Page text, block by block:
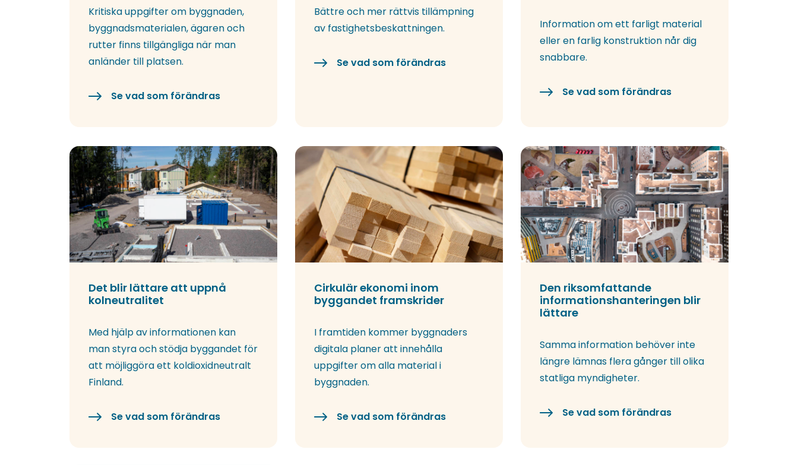
Kritiska uppgifter om byggnaden,
byggnadsmaterialen, ägaren och
rutter finns tillgängliga när man
anländer till platsen.
Se vad som förändras
Bättre och mer rättvis tillämpning
av fastighetsbeskattningen.
Se vad som förändras
Information om ett farligt material
eller en farlig konstruktion når dig
snabbare.
Se vad som förändras
Det blir lättare att uppnå
kolneutralitet
Med hjälp av informationen kan
man styra och stödja byggandet för
att möjliggöra ett koldioxidneutralt
Finland.
Se vad som förändras
Cirkulär ekonomi inom
byggandet framskrider
I framtiden kommer byggnaders
digitala planer att innehålla
uppgifter om alla material i
byggnaden.
Se vad som förändras
Den riksomfattande
informationshanteringen blir
lättare
Samma information behöver inte
längre lämnas flera gånger till olika
statliga myndigheter.
Se vad som förändras